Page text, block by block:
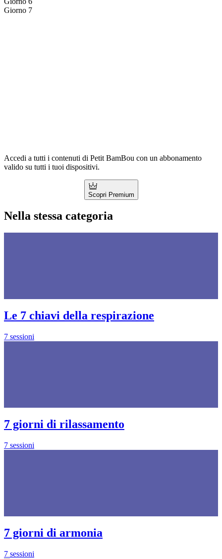
Giorno 7
Accedi a tutti i contenuti di Petit BamBou con un abbonamento
valido su tutti i tuoi dispositivi.
Scopri Premium
Nella stessa categoria
Le 7 chiavi della respirazione
7 sessioni
7 giorni di rilassamento
7 sessioni
7 giorni di armonia
7 sessioni